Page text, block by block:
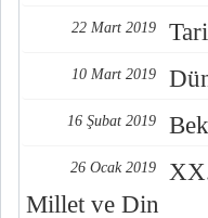
22 Mart 2019
10 Mart 2019
16 Şubat 2019
26 Ocak 2019
Millet ve Din